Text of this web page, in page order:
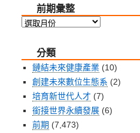
前期彙整
前
整
分類
鏈結未來健康產業 (10)
創建未來數位生態系 (2)
培育新世代人才 (7)
銜接世界永續發展 (6)
前期 (7,473)